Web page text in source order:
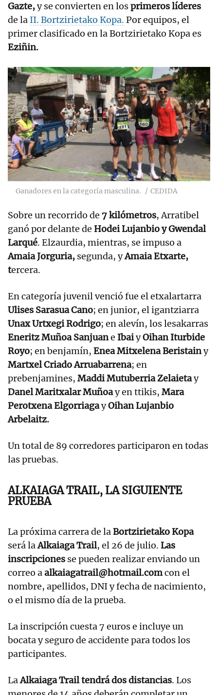
Gazte,y se convierten en losprimeros líderes
de la II. Bortzirietako Kopa. Por equipos, el
primer clasificado en la Bortzirietako Kopa es
Eziñin.
Ganadores en la categoría masculina. CEDIDA
Sobre un recorrido de 7 kilómetros, Arratibel
ganó por delante de Hodei Lujanbio y Gwendal
Larqué. Elzaurdia, mientras, se impuso a
Amaia Jorguria, segunda, yAmaia Etxarte,
tercera.
En categoría juvenil venció fue el etxalartarra
Ulises Sarasua Cano; en junior, el igantziarra
Unax Urtxegi Rodrigo; en alevín, los lesakarras
Eneritz Muñoa Sanjuane IbaiyOihan Iturbide
Royo; en benjamín, Enea Mitxelena Beristainy
Martxel Criado Arruabarrena; en
prebenjamines, Maddi Mutuberria Zelaietay
Danel Maritxalar Muñoay en ttikis, Mara
Perotxena ElgorriagayOihan Lujanbio
Arbelaitz.
Un total de 89 corredores participaron en todas
las pruebas.
ALKAIAGA TRAIL, LA SIGUIENTE
PRUEBA
La próxima carrera de laBortzirietako Kopa
será laAlkaiaga Trail, el 26 de julio. Las
inscripciones se pueden realizar enviando un
correo aalkaiagatrail@hotmail.comcon el
nombre, apellidos, DNI y fecha de nacimiento,
o el mismo día de la prueba.
La inscripción cuesta 7 euros e incluye un
bocata y seguro de accidente para todos los
participantes.
LaAlkaiaga Trail tendrá dos distancias. Los